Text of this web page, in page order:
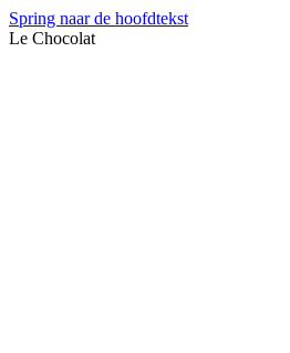
Spring naar de hoofdtekst
Le Chocolat